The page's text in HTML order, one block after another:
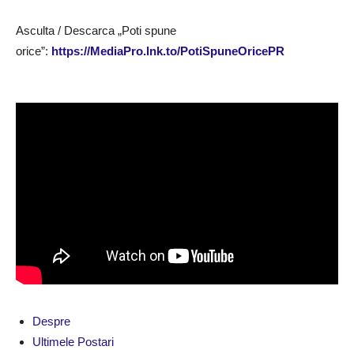
Asculta / Descarca „Poti spune
orice”: https://MediaPro.lnk.to/PotiSpuneOricePR
Despre
Ultimele Postari